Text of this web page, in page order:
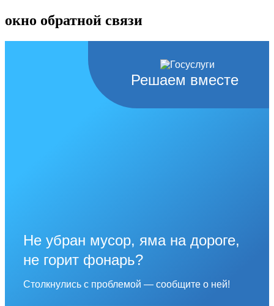
окно обратной связи
Решаем вместе
Не убран мусор, яма на дороге,
не горит фонарь?
Столкнулись с проблемой — сообщите о ней!